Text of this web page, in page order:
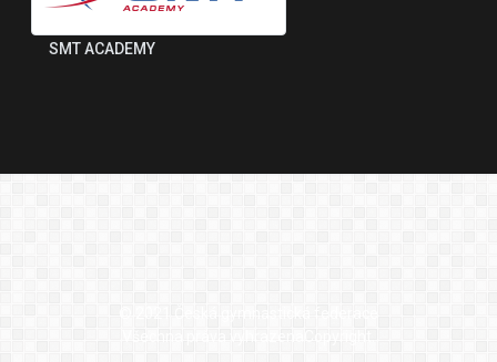
SMT ACADEMY